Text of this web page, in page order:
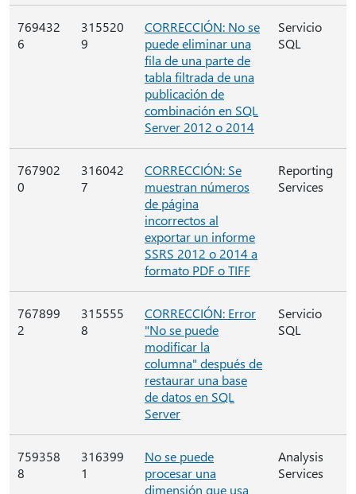
769432
6
315520
9
CORRECCIÓN: No se
puede eliminar una
fila de una parte de
tabla filtrada de una
publicación de
combinación en SQL
Server 2012 o 2014
Servicio
SQL
767902
0
316042
7
CORRECCIÓN: Se
muestran números
de página
incorrectos al
exportar un informe
SSRS 2012 o 2014 a
formato PDF o TIFF
Reporting
Services
767899
2
315555
8
CORRECCIÓN: Error
"No se puede
modificar la
columna" después de
restaurar una base
de datos en SQL
Server
Servicio
SQL
759358
8
316399
1
No se puede
procesar una
dimensión que usa
Analysis
Services